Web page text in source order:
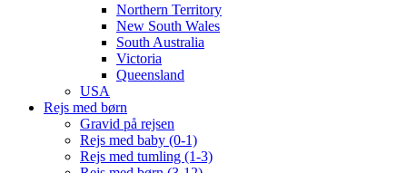
Northern Territory
New South Wales
South Australia
Victoria
Queensland
USA
Rejs med børn
Gravid på rejsen
Rejs med baby (0-1)
Rejs med tumling (1-3)